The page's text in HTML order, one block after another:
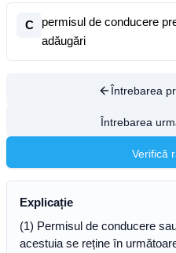
C
permisul de conducere
adăugări
Întrebarea
Întrebarea
Verifică
Explicație
(1) Permisul de conducere
acestuia se reține în